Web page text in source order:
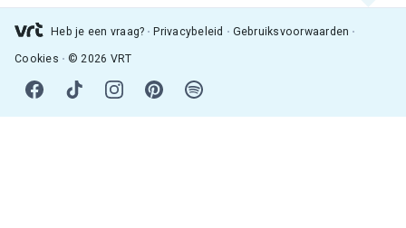
Heb je een vraag? Privacybeleid Gebruiksvoorwaarden
Cookies © 2026 VRT